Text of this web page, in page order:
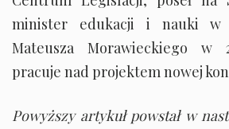
minister edukacji i nauki w
Mateusza Morawieckiego w
pracuje nad projektem nowej
Powyższy artykuł powstał w